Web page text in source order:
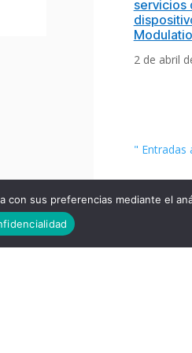
servicios
2 de abril
" Entradas
sus preferencias mediante el